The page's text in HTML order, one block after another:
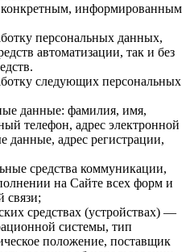
конкретным, информированным
персональных данных,
автоматизации, так и без
следующих персональных
данные: фамилия, имя,
телефон, адрес электронной
данные, адрес регистрации,
средства коммуникации,
на Сайте всех форм и
связи;
средствах (устройствах) —
системы, тип
положение, поставщик